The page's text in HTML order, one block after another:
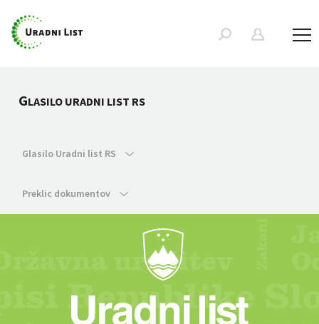
GLASILO URADNI LIST RS
Glasilo Uradni list RS
Preklic dokumentov